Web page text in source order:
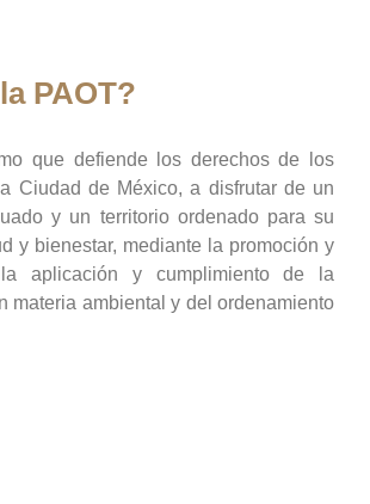
PAOT?
que defiende los derechos de los
Ciudad de México, a disfrutar de un
y un territorio ordenado para su
y bienestar, mediante la promoción y
aplicación y cumplimiento de la
materia ambiental y del ordenamiento